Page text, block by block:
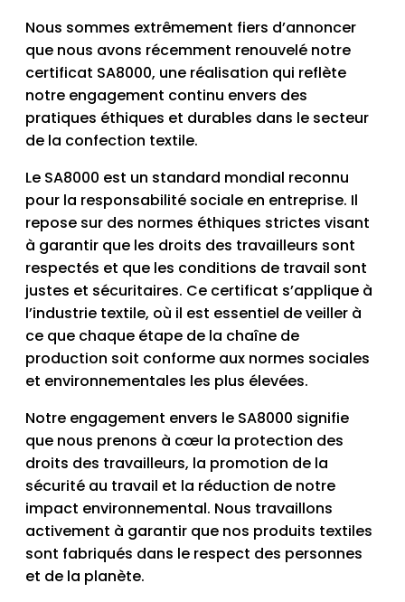
Nous sommes extrêmement fiers d’annoncer
que nous avons récemment renouvelé notre
certificat SA8000, une réalisation qui reflète
notre engagement continu envers des
pratiques éthiques et durables dans le secteur
de la confection textile.
Le SA8000 est un standard mondial reconnu
pour la responsabilité sociale en entreprise. Il
repose sur des normes éthiques strictes visant
à garantir que les droits des travailleurs sont
respectés et que les conditions de travail sont
justes et sécuritaires. Ce certificat s’applique à
l’industrie textile, où il est essentiel de veiller à
ce que chaque étape de la chaîne de
production soit conforme aux normes sociales
et environnementales les plus élevées.
Notre engagement envers le SA8000 signifie
que nous prenons à cœur la protection des
droits des travailleurs, la promotion de la
sécurité au travail et la réduction de notre
impact environnemental. Nous travaillons
activement à garantir que nos produits textiles
sont fabriqués dans le respect des personnes
et de la planète.